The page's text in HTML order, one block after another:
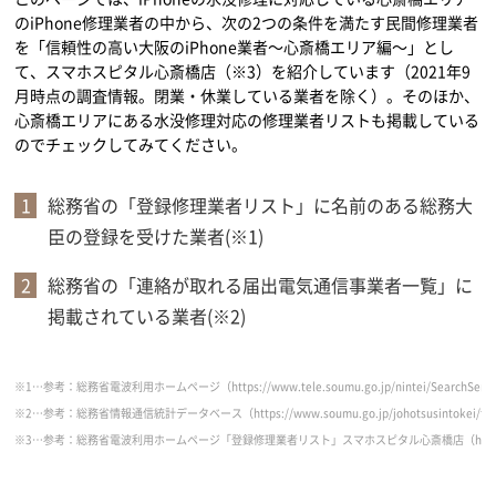
のiPhone修理業者の中から、次の2つの条件を満たす民間修理業者
を「信頼性の高い大阪のiPhone業者～心斎橋エリア編～」とし
て、スマホスピタル心斎橋店（※3）を紹介しています（2021年9
月時点の調査情報。閉業・休業している業者を除く）。そのほか、
心斎橋エリアにある水没修理対応の修理業者リストも掲載している
のでチェックしてみてください。
総務省の「登録修理業者リスト」に名前のある総務大
臣の登録を受けた業者(※1)
総務省の「連絡が取れる届出電気通信事業者一覧」に
掲載されている業者(※2)
※1…参考：総務省電波利用ホームページ（https://www.tele.soumu.go.jp/nintei/
※2…参考：総務省情報通信統計データベース（https://www.soumu.go.jp/johotsusintokei/
※3…参考：総務省電波利用ホームページ「登録修理業者リスト」スマホスピタル心斎橋店